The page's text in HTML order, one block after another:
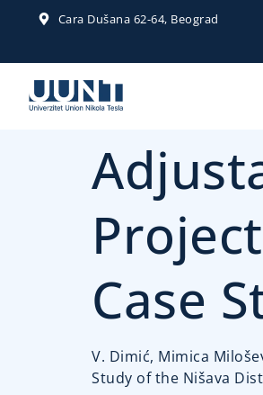
Cara Dušana 62-64, Beograd
Case
V. Dimić, Mimica
Study of the Nišava